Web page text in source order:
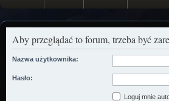
Aby przeglądać to forum, trzeba być
Nazwa użytkownika:
Hasło:
Loguj mnie